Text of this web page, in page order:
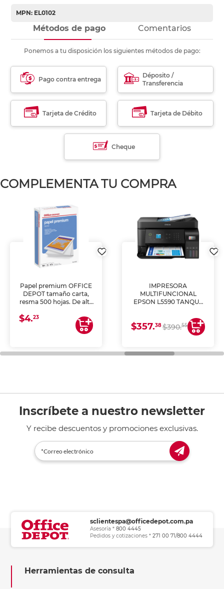
MPN: EL0102
Métodos de pago Comentarios
Ponemos a tu disposición los siguientes métodos de pago:
Pago contra entrega
Déposito /
Transferencia
Tarjeta de Crédito Tarjeta de Débito
Cheque
COMPLEMENTA TU COMPRA
Papel premium OFFICE
DEPOT tamaño carta,
resma 500 hojas. De alta
uniforme, ideal para
impresoras de inyección
de tinta y láser,
general de oficina.
$4.23
IMPRESORA
MULTIFUNCIONAL
EPSON L5590 TANQUE
COPIA Y ESCANEA)
$357.38$390.55
Inscríbete a nuestro newsletter
Y recibe descuentos y promociones exclusivas.
sclientespa@officedepot.com.pa
Asesoría * 800 4445
Pedidos y cotizaciones * 271 00 71/800 4444
Herramientas de consulta